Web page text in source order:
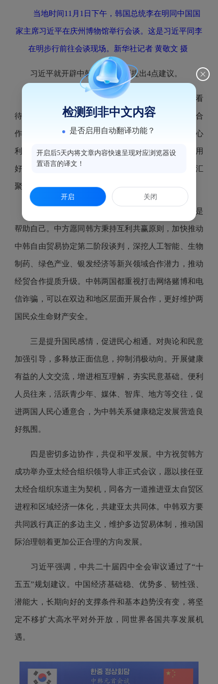
当地时间11月1日下午，韩国总统李在明同中国国
家主席习近平在庆州博物馆举行会谈。这是习近平同李
在明步行前往会谈现场。新华社记者 黄敬文 摄
习近平就开辟中韩关系新局面提出4点建议。
一是加强战略沟通，夯实互信根基。从长远角度看
待中韩关系，在彼此尊重中共同发展，在求同存异中合
作共赢。尊重各自社会制度和发展道路，照顾彼此核心
利益和重大关切，通过友好协商妥善处理矛盾分歧。用
好两国之间的对话渠道和交流机制，为两国关系发展汇
聚力量。
二是深化互利合作，拉紧利益纽带。成就邻居就是
帮助自己。中方愿同韩方秉持互利共赢原则，加快推动
中韩自由贸易协定第二阶段谈判，深挖人工智能、生物
制药、绿色产业、银发经济等新兴领域合作潜力，推动
经贸合作提质升级。中韩两国都重视打击网络赌博和电
信诈骗，可以在双边和地区层面开展合作，更好维护两
国民众生命财产安全。
三是提升国民感情，促进民心相通。对舆论和民意
加强引导，多释放正面信息，抑制消极动向。开展健康
有益的人文交流，增进相互理解，夯实民意基础。便利
人员往来，活跃青少年、媒体、智库、地方等交往，促
进两国人民心通意合，为中韩关系健康稳定发展营造良
好氛围。
四是密切多边协作，共促和平发展。中方祝贺韩方
成功举办亚太经合组织领导人非正式会议，愿以接任亚
太经合组织东道主为契机，同各方一道推进亚太自贸区
进程和区域经济一体化，共建亚太共同体。中韩双方要
共同践行真正的多边主义，维护多边贸易体制，推动国
际治理朝着更加公正合理的方向发展。
习近平强调，中共二十届四中全会审议通过了“十
五五”规划建议。中国经济基础稳、优势多、韧性强、
潜能大，长期向好的支撑条件和基本趋势没有变，将坚
定不移扩大高水平对外开放，同世界各国共享发展机
遇。
检测到非中文内容
是否启用自动翻译功能？
开启后5天内将文章内容快速呈现对应浏览器设
置语言的译文！
开启 关闭